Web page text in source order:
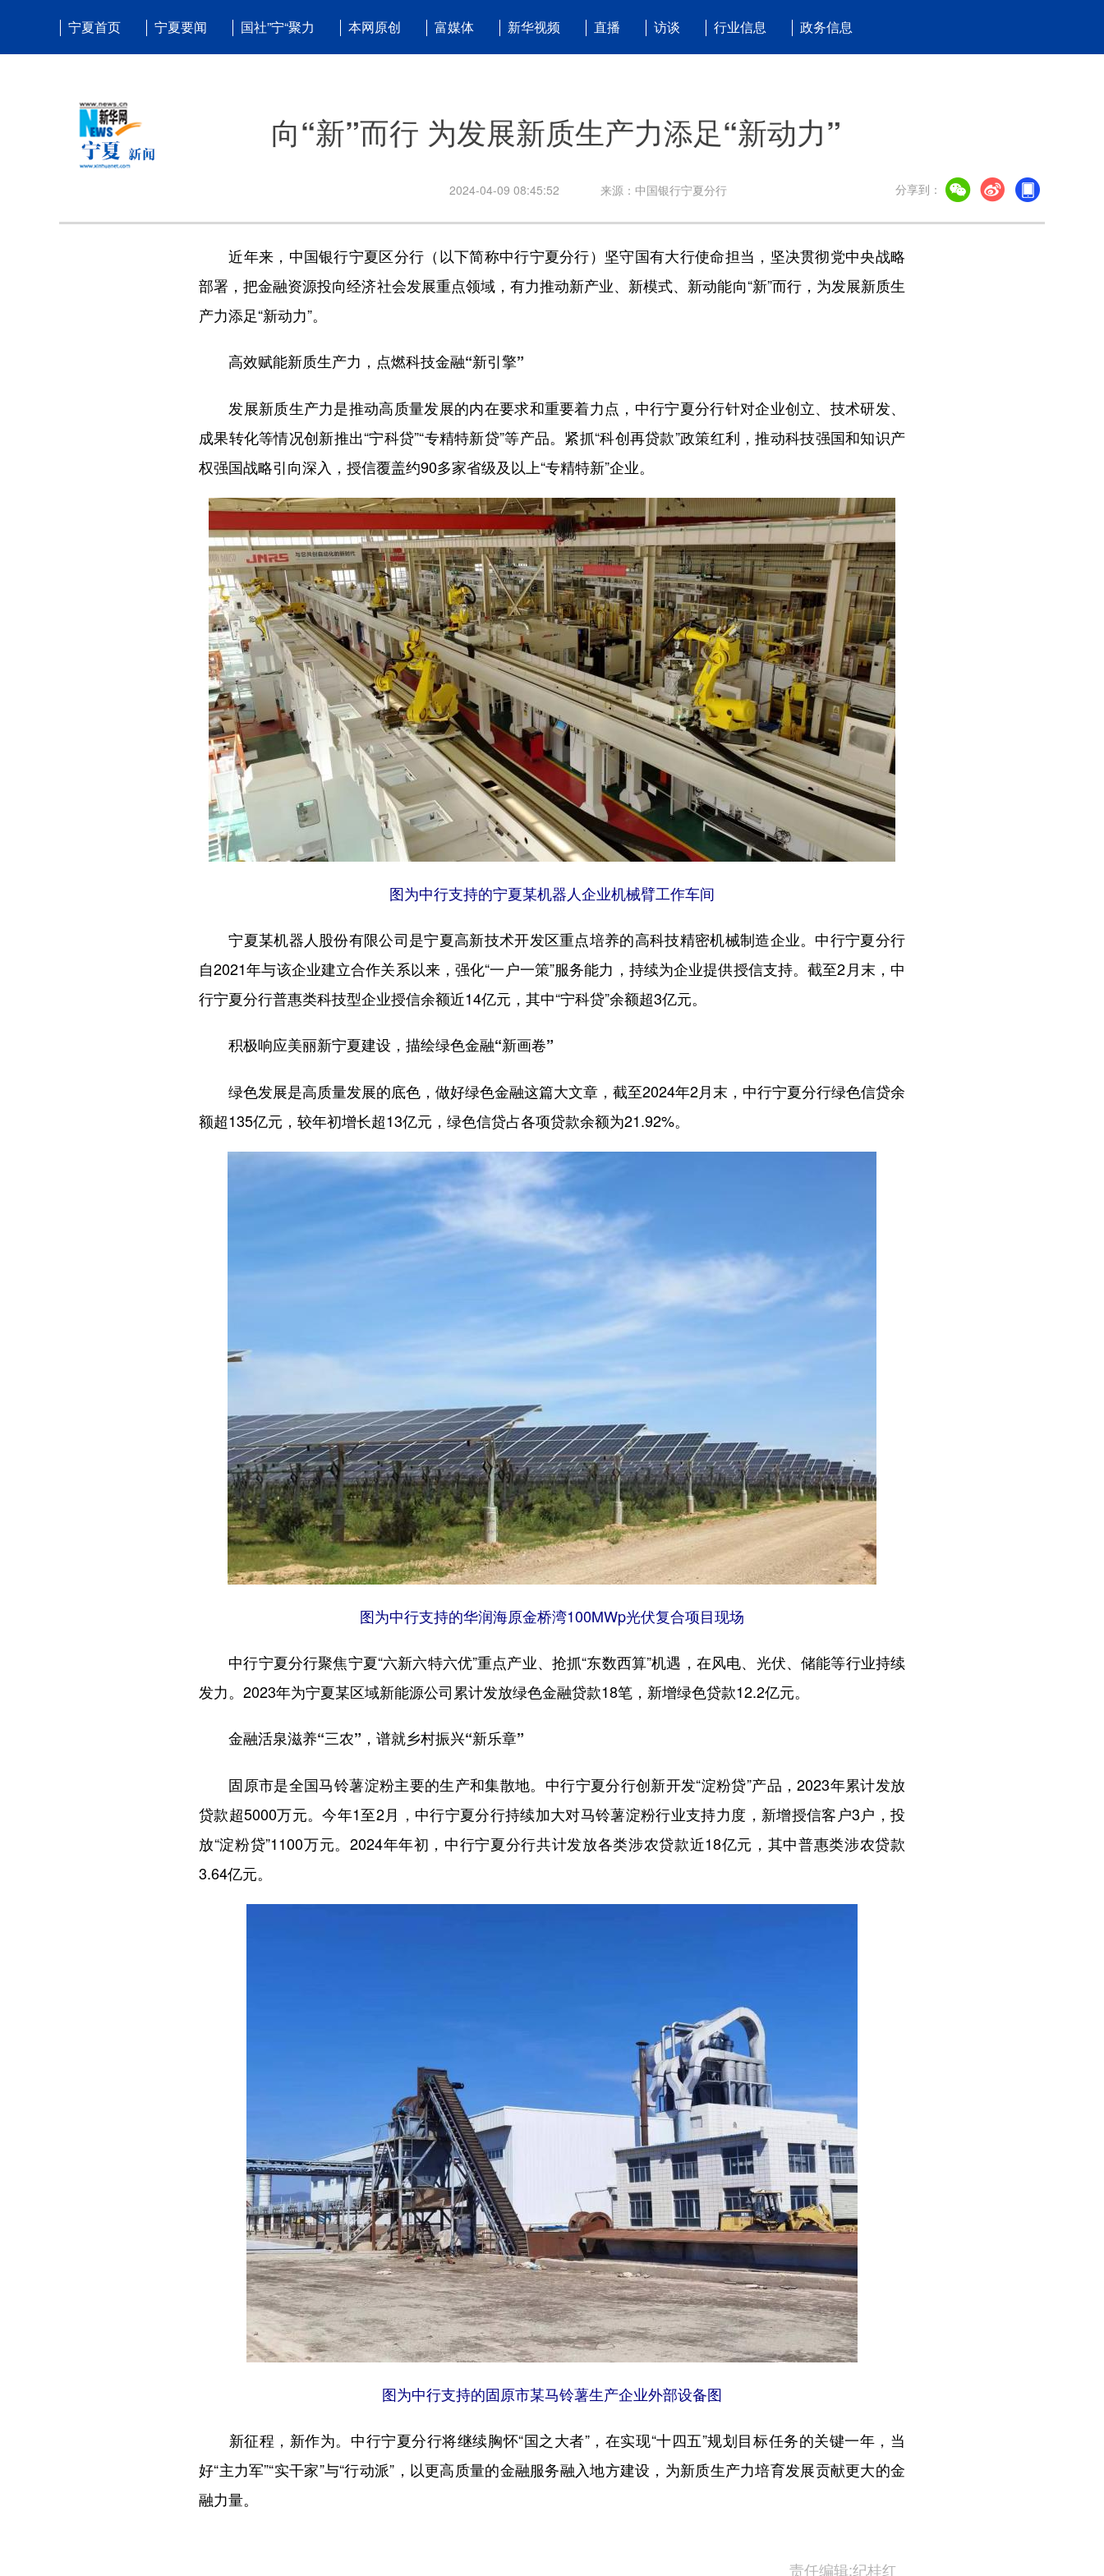
宁夏首页 宁夏要闻 国社”宁“聚力 本网原创 富媒体 新华视频 直播 访谈 行业信息 政务信息
向“新”而行 为发展新质生产力添足“新动力”
2024-04-09 08:45:52 来源：中国银行宁夏分行 分享到：
近年来，中国银行宁夏区分行（以下简称中行宁夏分行）坚守国有大行使命担当，坚决贯彻党中央战略
部署，把金融资源投向经济社会发展重点领域，有力推动新产业、新模式、新动能向“新”而行，为发展新质生
产力添足“新动力”。
高效赋能新质生产力，点燃科技金融“新引擎”
发展新质生产力是推动高质量发展的内在要求和重要着力点，中行宁夏分行针对企业创立、技术研发、
成果转化等情况创新推出“宁科贷”“专精特新贷”等产品。紧抓“科创再贷款”政策红利，推动科技强国和知识产
权强国战略引向深入，授信覆盖约90多家省级及以上“专精特新”企业。
图为中行支持的宁夏某机器人企业机械臂工作车间
宁夏某机器人股份有限公司是宁夏高新技术开发区重点培养的高科技精密机械制造企业。中行宁夏分行
自2021年与该企业建立合作关系以来，强化“一户一策”服务能力，持续为企业提供授信支持。截至2月末，中
行宁夏分行普惠类科技型企业授信余额近14亿元，其中“宁科贷”余额超3亿元。
积极响应美丽新宁夏建设，描绘绿色金融“新画卷”
绿色发展是高质量发展的底色，做好绿色金融这篇大文章，截至2024年2月末，中行宁夏分行绿色信贷余
额超135亿元，较年初增长超13亿元，绿色信贷占各项贷款余额为21.92%。
图为中行支持的华润海原金桥湾100MWp光伏复合项目现场
中行宁夏分行聚焦宁夏“六新六特六优”重点产业、抢抓“东数西算”机遇，在风电、光伏、储能等行业持续
发力。2023年为宁夏某区域新能源公司累计发放绿色金融贷款18笔，新增绿色贷款12.2亿元。
金融活泉滋养“三农”，谱就乡村振兴“新乐章”
固原市是全国马铃薯淀粉主要的生产和集散地。中行宁夏分行创新开发“淀粉贷”产品，2023年累计发放
贷款超5000万元。今年1至2月，中行宁夏分行持续加大对马铃薯淀粉行业支持力度，新增授信客户3户，投
放“淀粉贷”1100万元。2024年年初，中行宁夏分行共计发放各类涉农贷款近18亿元，其中普惠类涉农贷款
3.64亿元。
图为中行支持的固原市某马铃薯生产企业外部设备图
新征程，新作为。中行宁夏分行将继续胸怀“国之大者”，在实现“十四五”规划目标任务的关键一年，当
好“主力军”“实干家”与“行动派”，以更高质量的金融服务融入地方建设，为新质生产力培育发展贡献更大的金
融力量。
责任编辑:纪桂红